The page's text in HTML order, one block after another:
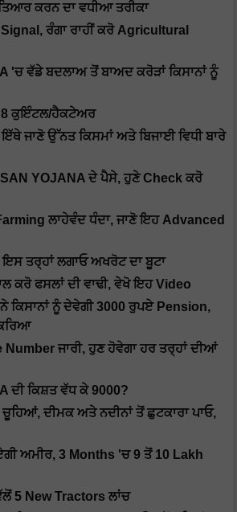
ਕਰਨ ਦਾ ਵਧੀਆ ਤਰੀਕਾ
ਰੰਗਾ ਰਾਹੀਂ ਕਰੋ Agricultural
'ਚ ਵੱਡੇ ਬਦਲਾਅ ਤੋਂ ਬਾਅਦ ਕਰੋੜਾਂ ਕਿਸਾਨਾਂ ਨੂੰ
8 ਕੁਇੰਟਲ/ਹੈਕਟੇਅਰ
ਜਾਣੋ ਉੱਨਤ ਕਿਸਮਾਂ ਅਤੇ ਬਿਜਾਈ ਵਿਧੀ ਬਾਰੇ
YOJANA ਦੇ ਪੈਸੇ, ਹੁਣੇ Check ਕਰੋ
ਲਾਹੇਵੰਦ ਧੰਦਾ, ਜਾਣੋ ਇਹ Advanced
ਤਰ੍ਹਾਂ ਲਗਾਓ ਅਖਰੋਟ ਦਾ ਬੂਟਾ
ਕਰੋ ਫਸਲਾਂ ਦੀ ਵਾਢੀ, ਵੇਖੋ ਇਹ Video
ਕਿਸਾਨਾਂ ਨੂੰ ਦੇਵੇਗੀ 3000 ਰੁਪਏ Pension,
Number ਜਾਰੀ, ਹੁਣ ਹੋਵੇਗਾ ਹਰ ਤਰ੍ਹਾਂ ਦੀਆਂ
ਦੀ ਕਿਸ਼ਤ ਵੱਧ ਕੇ 9000?
ਦੀਮਕ ਅਤੇ ਨਦੀਨਾਂ ਤੋਂ ਛੁਟਕਾਰਾ ਪਾਓ,
ਅਮੀਰ, 3 Months 'ਚ 9 ਤੋਂ 10 Lakh
5 New Tractors ਲਾਂਚ